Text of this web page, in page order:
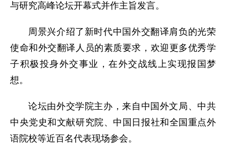
与研究高峰论坛开幕式并作主旨发言。
周景兴介绍了新时代中国外交翻译肩负的光荣
使命和外交翻译人员的素质要求，欢迎更多优秀学
子积极投身外交事业，在外交战线上实现报国梦
想。
论坛由外交学院主办，来自中国外文局、中共
中央党史和文献研究院、中国日报社和全国重点外
语院校等近百名代表现场参会。